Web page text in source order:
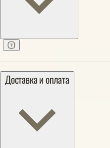
Доставка и оплата